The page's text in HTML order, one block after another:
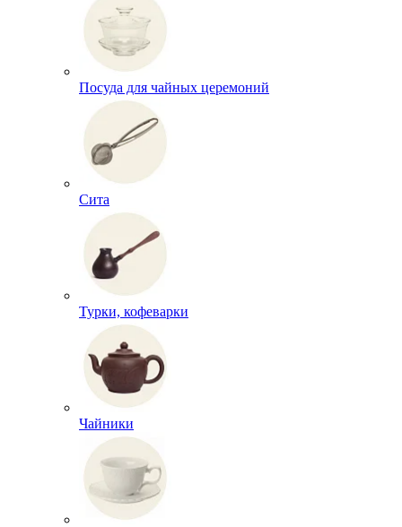
Посуда для чайных церемоний
Сита
Турки, кофеварки
Чайники